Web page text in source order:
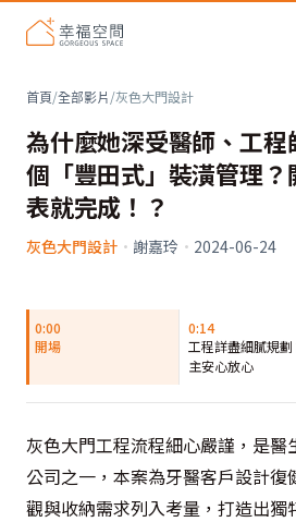
首頁/全部影片/灰色大門設計
為什麼她深受醫師、工程
個「豐田式」裝潢管理
表就完成！？
灰色大門設計 · 謝嘉玲 · 2024-06-24
0:00
開場
0:14
工程詳盡細膩規劃
主安心放心
灰色大門工程流程細心嚴謹，是醫
公司之一，本案為牙醫客戶設計
觀與收納需求列入考量，打造出獨